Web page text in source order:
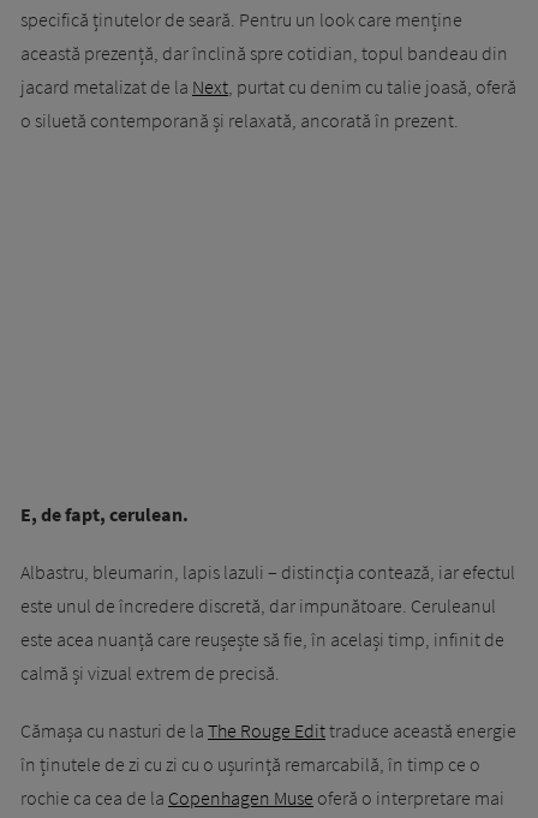
specifică ținutelor de seară. Pentru un look care menține
această prezență, dar înclină spre cotidian, topul bandeau din
jacard metalizat de la Next, purtat cu denim cu talie joasă, oferă
o siluetă contemporană și relaxată, ancorată în prezent.
E, de fapt, cerulean.
Albastru, bleumarin, lapis lazuli – distincția contează, iar efectul
este unul de încredere discretă, dar impunătoare. Ceruleanul
este acea nuanță care reușește să fie, în același timp, infinit de
calmă și vizual extrem de precisă.
Cămașa cu nasturi de la The Rouge Edittraduce această energie
în ținutele de zi cu zi cu o ușurință remarcabilă, în timp ce o
rochie ca cea de la Copenhagen Muse oferă o interpretare mai